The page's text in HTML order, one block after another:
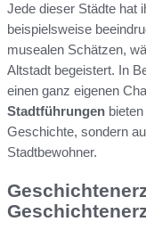
Jede dieser Städte hat
beispielsweise
musealen Schätzen,
Altstadt begeistert. In
einen ganz eigenen
Stadtführungen
Geschichte, sondern
Stadtbewohner.